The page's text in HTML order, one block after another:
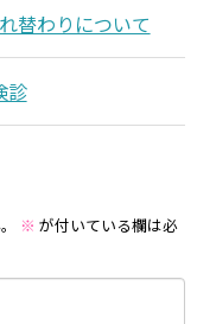
替わりについて
診
※ が付いている欄は必